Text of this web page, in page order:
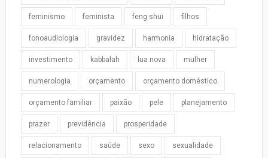
feminismo feminista feng shui filhos
fonoaudiologia gravidez harmonia hidratação
investimento kabbalah lua nova mulher
numerologia orçamento orçamento doméstico
orçamento familiar paixão pele planejamento
prazer previdência prosperidade
relacionamento saúde sexo sexualidade